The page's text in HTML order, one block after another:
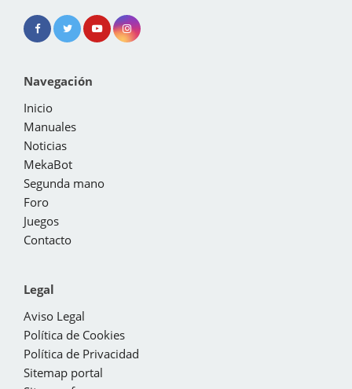
Navegación
Inicio
Manuales
Noticias
MekaBot
Segunda mano
Foro
Juegos
Contacto
Legal
Aviso Legal
Política de Cookies
Política de Privacidad
Sitemap portal